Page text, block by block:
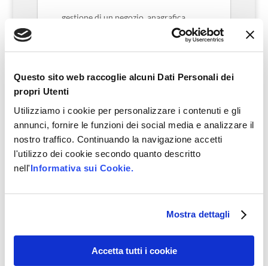
Questo sito web raccoglie alcuni Dati Personali dei
propri Utenti
Utilizziamo i cookie per personalizzare i contenuti e gli
annunci, fornire le funzioni dei social media e analizzare il
nostro traffico. Continuando la navigazione accetti
l'utilizzo dei cookie secondo quanto descritto
nell'Informativa sui Cookie.
Mostra dettagli
Accetta tutti i cookie
gestione di un negozio, anagrafica
fornitori, articoli, ordini e fatture,
comunicazioni di acquisto istituzionali,
conti correnti
guarda il progetto